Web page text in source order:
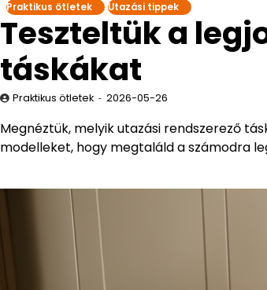
Praktikus ötletek Utazási tippek
Teszteltük a
táskákat
Praktikus ötletek 2026-05-26
Megnéztük, melyik utazási rendszerező
modelleket, hogy megtaláld a számodra